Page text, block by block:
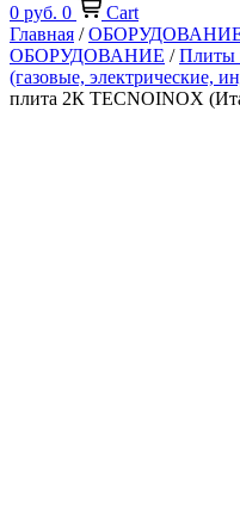
0 руб. 0
Cart
Главная /
ОБОРУДОВАНИЕ /Плиты
(газовые, электрические,
плита 2К TECNOINOX